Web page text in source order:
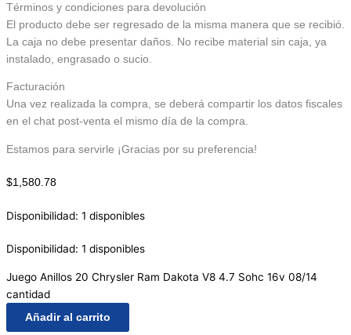
Términos y condiciones para devolución
El producto debe ser regresado de la misma manera que se recibió.
La caja no debe presentar daños. No recibe material sin caja, ya
instalado, engrasado o sucio.
Facturación
Una vez realizada la compra, se deberá compartir los datos fiscales
en el chat post-venta el mismo día de la compra.
Estamos para servirle ¡Gracias por su preferencia!
$1,580.78
Disponibilidad: 1 disponibles
Disponibilidad: 1 disponibles
Juego Anillos 20 Chrysler Ram Dakota V8 4.7 Sohc 16v 08/14
cantidad
Añadir al carrito